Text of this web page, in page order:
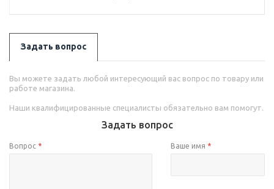
Задать вопрос
Вы можете задать любой интересующий вас вопрос по товару или
работе магазина.
Наши квалифицированные специалисты обязательно вам помогут.
Задать вопрос
Вопрос * Ваше имя *